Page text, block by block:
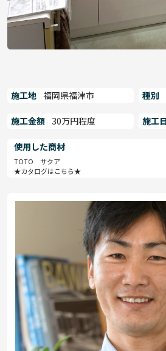
施工地 福岡県福津市 種別
施工金額 30万円程度 施工
使用した商材
TOTO サクア
★カタログはこちら★